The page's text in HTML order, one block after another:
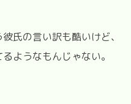
氏の言い訳も酷いけど、
ようなもんじゃない。